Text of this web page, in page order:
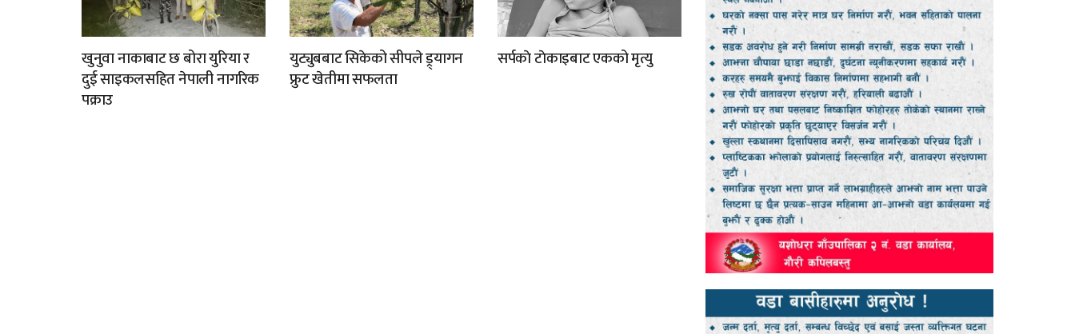
खुनुवा नाकाबाट छ बोरा युरिया र
दुई साइकलसहित नेपाली नागरिक
पक्राउ
युट्युबबाट सिकेको सीपले ड्र्यागन
फ्रुट खेतीमा सफलता
सर्पकाे टाेकाइबाट एकको मृत्यु